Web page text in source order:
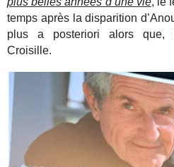
temps après la disparition
plus a posteriori alors que,
Croisille.